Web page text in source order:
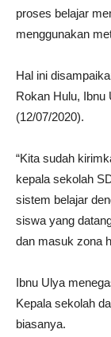
proses belajar
menggunakan
Hal ini
Rokan Hulu, Ibnu
(12/07/2020).
“Kita sudah
kepala sekolah
sistem belajar
siswa yang
dan masuk zona
Ibnu Ulya
Kepala sekolah
biasanya.